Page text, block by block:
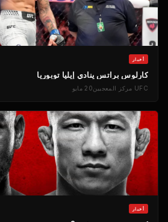
أخبار
كارلوس براتس ينادي إيليا توبوريا
UFC مركز المعجبين20 مايو
أخبار